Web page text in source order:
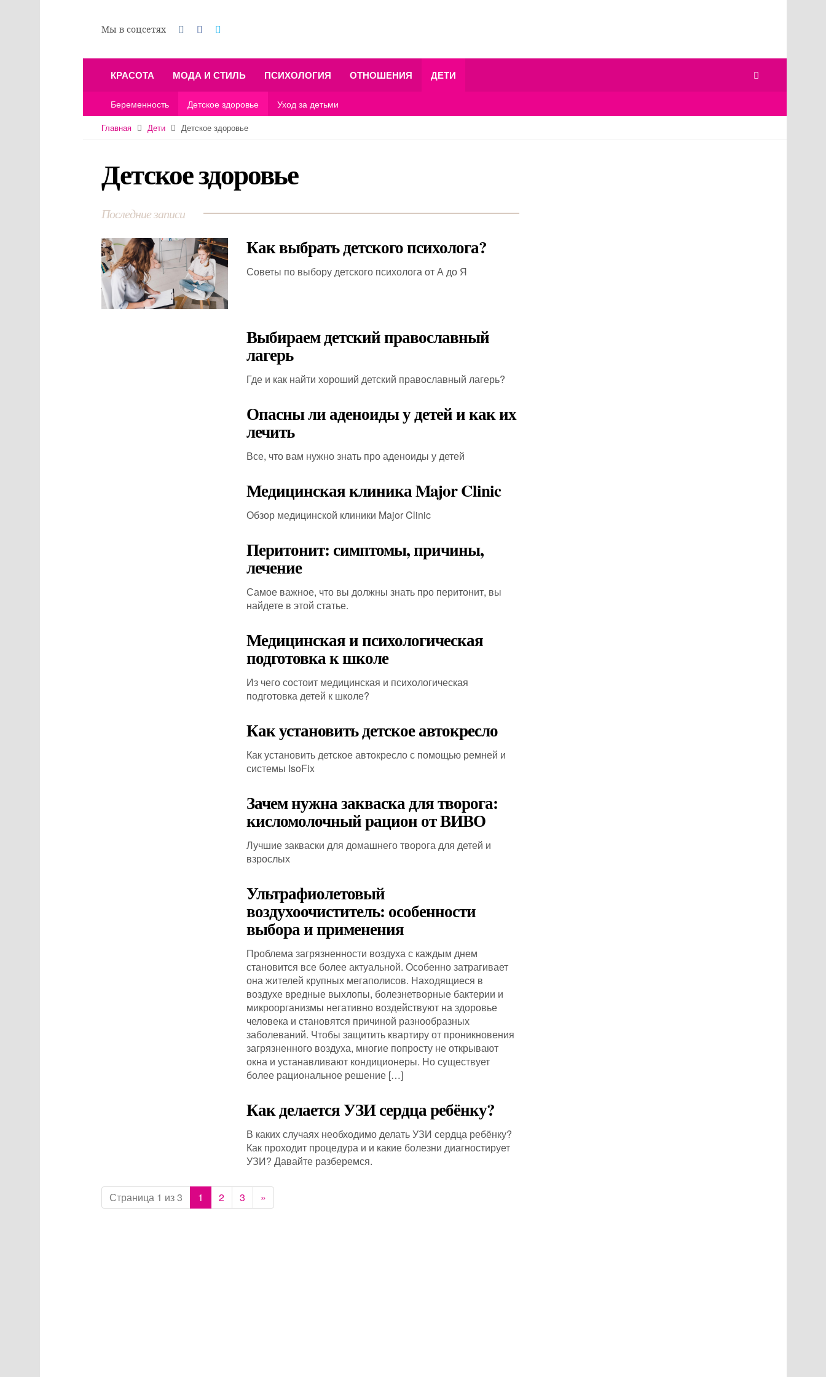
Мы в соцсетях
КРАСОТА МОДА И СТИЛЬ ПСИХОЛОГИЯ ОТНОШЕНИЯ ДЕТИ
Беременность Детское здоровье Уход за детьми
Главная Дети Детское здоровье
Детское здоровье
Последние записи
Как выбрать детского психолога?
Советы по выбору детского психолога от А до Я
Выбираем детский православный
лагерь
Где и как найти хороший детский православный лагерь?
Опасны ли аденоиды у детей и как их
лечить
Все, что вам нужно знать про аденоиды у детей
Медицинская клиника Major Clinic
Обзор медицинской клиники Major Clinic
Перитонит: симптомы, причины,
лечение
Самое важное, что вы должны знать про перитонит, вы
найдете в этой статье.
Медицинская и психологическая
подготовка к школе
Из чего состоит медицинская и психологическая
подготовка детей к школе?
Как установить детское автокресло
Как установить детское автокресло с помощью ремней и
системы IsoFix
Зачем нужна закваска для творога:
кисломолочный рацион от ВИВО
Лучшие закваски для домашнего творога для детей и
взрослых
Ультрафиолетовый
воздухоочиститель: особенности
выбора и применения
Проблема загрязненности воздуха с каждым днем
становится все более актуальной. Особенно затрагивает
она жителей крупных мегаполисов. Находящиеся в
воздухе вредные выхлопы, болезнетворные бактерии и
микроорганизмы негативно воздействуют на здоровье
человека и становятся причиной разнообразных
заболеваний. Чтобы защитить квартиру от проникновения
загрязненного воздуха, многие попросту не открывают
окна и устанавливают кондиционеры. Но существует
более рациональное решение […]
Как делается УЗИ сердца ребёнку?
В каких случаях необходимо делать УЗИ сердца ребёнку?
Как проходит процедура и и какие болезни диагностирует
УЗИ? Давайте разберемся.
Страница 1 из 3 1 2 3 »